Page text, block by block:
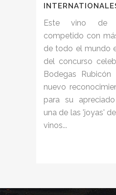
Este vino de
competido con
de todo el mundo
del concurso
Bodegas
nuevo
para su
una de las 'joyas'
vinos...